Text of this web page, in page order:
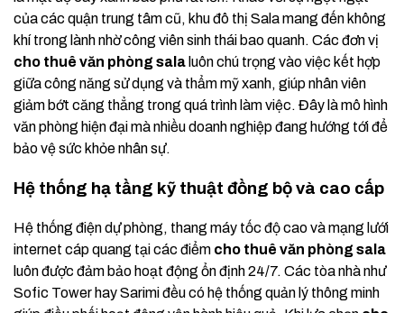
của các quận trung tâm cũ, khu đô thị Sala mang đến không
khí trong lành nhờ công viên sinh thái bao quanh. Các đơn vị
cho thuê văn phòng sala luôn chú trọng vào việc kết hợp
giữa công năng sử dụng và thẩm mỹ xanh, giúp nhân viên
giảm bớt căng thẳng trong quá trình làm việc. Đây là mô hình
văn phòng hiện đại mà nhiều doanh nghiệp đang hướng tới để
bảo vệ sức khỏe nhân sự.
Hệ thống hạ tầng kỹ thuật đồng bộ và cao cấp
Hệ thống điện dự phòng, thang máy tốc độ cao và mạng lưới
internet cáp quang tại các điểm cho thuê văn phòng sala
luôn được đảm bảo hoạt động ổn định 24/7. Các tòa nhà như
Sofic Tower hay Sarimi đều có hệ thống quản lý thông minh